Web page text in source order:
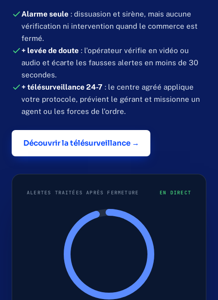
Alarme seule : dissuasion et sirène, mais aucune
vérification ni intervention quand le commerce est
fermé.
+ levée de doute : l'opérateur vérifie en vidéo ou
audio et écarte les fausses alertes en moins de 30
secondes.
+ télésurveillance 24-7 : le centre agréé applique
votre protocole, prévient le gérant et missionne un
agent ou les forces de l'ordre.
Découvrir la télésurveillance →
ALERTES TRAITÉES APRÈS FERMETURE EN DIRECT